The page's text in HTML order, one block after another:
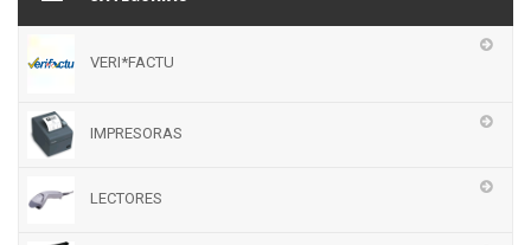
VERI*FACTU
IMPRESORAS
LECTORES